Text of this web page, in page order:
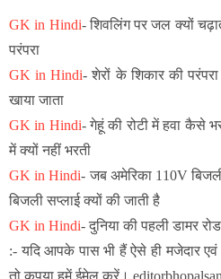
GK in Hindi- शिवलिंग पर जल क्यों
परंपरा
GK in Hindi-शेरों के शिकार की
खाया जाता
GK in Hindi- गेहूं की रोटी में हवा कैसे
में क्यों नहीं भरती
GK in Hindi- जब अमेरिका 110V
बिजली सप्लाई क्यों की जाती है
GK in Hindi- दुनिया की पहली डामर
:- यदि आपके पास भी हैं ऐसे ही मजेदार
तो कृपया हमें ईमेल करें।